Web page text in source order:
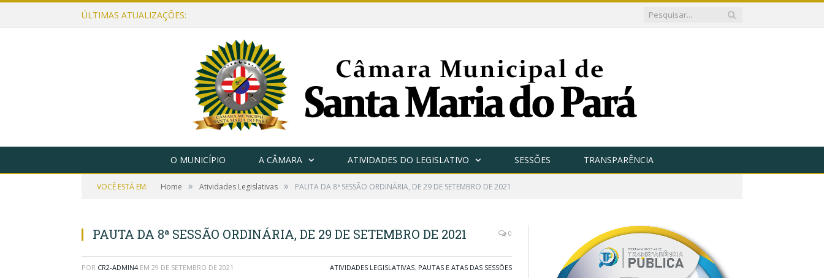
ÚLTIMAS ATUALIZAÇÕES:
O MUNICÍPIO A CÂMARA ATIVIDADES DO LEGISLATIVO SESSÕES TRANSPARÊNCIA
VOCÊ ESTÁ EM: Home » Atividades Legislativas » PAUTA DA 8ª SESSÃO ORDINÁRIA, DE 29 DE SETEMBRO DE 2021
PAUTA DA 8ª SESSÃO ORDINÁRIA, DE 29 DE SETEMBRO DE 2021 0
POR CR2-ADMIN4 EM 29 DE SETEMBRO DE 2021 ATIVIDADES LEGISLATIVAS, PAUTAS E ATAS DAS SESSÕES